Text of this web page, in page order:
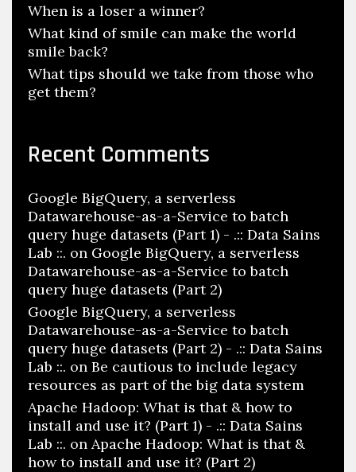
When is a loser a winner?
What kind of smile can make the world
smile back?
What tips should we take from those who
get them?
Recent Comments
Google BigQuery, a serverless
Datawarehouse-as-a-Service to batch
query huge datasets (Part 1) - .:: Data Sains
Lab ::. on Google BigQuery, a serverless
Datawarehouse-as-a-Service to batch
query huge datasets (Part 2)
Google BigQuery, a serverless
Datawarehouse-as-a-Service to batch
query huge datasets (Part 2) - .:: Data Sains
Lab ::. on Be cautious to include legacy
resources as part of the big data system
Apache Hadoop: What is that & how to
install and use it? (Part 1) - .:: Data Sains
Lab ::. on Apache Hadoop: What is that &
how to install and use it? (Part 2)